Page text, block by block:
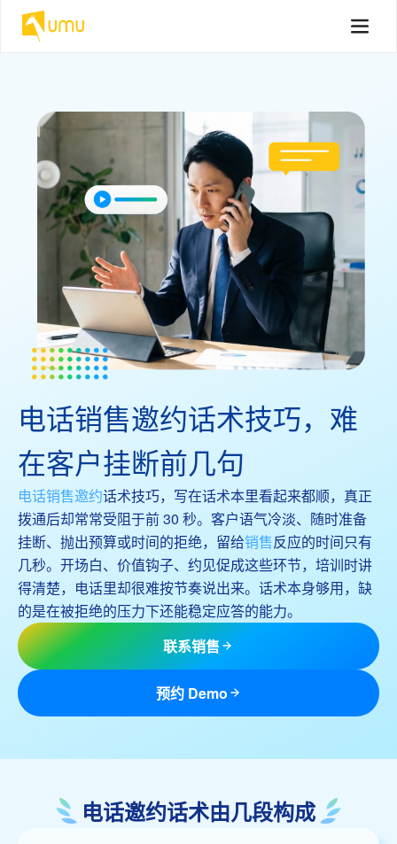
电话销售邀约话术技巧，难
在客户挂断前几句
电话销售邀约话术技巧，写在话术本里看起来都顺，真正
拨通后却常常受阻于前 30 秒。客户语气冷淡、随时准备
挂断、抛出预算或时间的拒绝，留给销售反应的时间只有
几秒。开场白、价值钩子、约见促成这些环节，培训时讲
得清楚，电话里却很难按节奏说出来。话术本身够用，缺
的是在被拒绝的压力下还能稳定应答的能力。
联系销售
预约 Demo
电话邀约话术由几段构成